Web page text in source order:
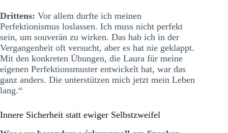
Drittens: Vor allem durfte ich meinen
Perfektionismus loslassen. Ich muss nicht perfekt
sein, um souverän zu wirken. Das hab ich in der
Vergangenheit oft versucht, aber es hat nie geklappt.
Mit den konkreten Übungen, die Laura für meine
eigenen Perfektionsmuster entwickelt hat, war das
ganz anders. Die unterstützen mich jetzt mein Leben
lang.“
Innere Sicherheit statt ewiger Selbstzweifel